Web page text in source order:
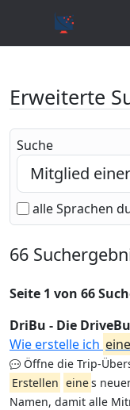
Erweiterte
Suche
alle Sprachen
66
Seite 1 von 66
DriBu - Die
Wie erstelle ich eine
Öffne die Trip-
Erstellen eines
Namen, damit alle